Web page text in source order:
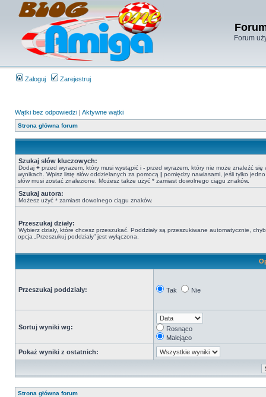
Forum
Zaloguj Zarejestruj
Wątki bez odpowiedzi | Aktywne wątki
Strona główna forum
Szukaj słów kluczowych:
Dodaj + przed wyrazem, który musi wystąpić i - przed wyrazem, który nie może znaleźć się
wynikach. Wpisz listę słów oddzielanych za pomocą | pomiędzy nawiasami, jeśli tylko
słów musi zostać znalezione. Możesz także użyć * zamiast dowolnego ciągu znaków.
Szukaj autora:
Możesz użyć * zamiast dowolnego ciągu znaków.
Przeszukaj działy:
Wybierz działy, które chcesz przeszukać. Poddziały są przeszukiwane automatycznie,
opcja „Przeszukuj poddziały” jest wyłączona.
Przeszukaj poddziały: Tak Nie
Sortuj wyniki wg:
Rosnąco
Malejąco
Pokaż wyniki z ostatnich:
Strona główna forum